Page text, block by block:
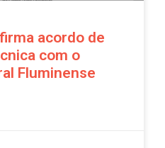
acordo de
com o
Fluminense